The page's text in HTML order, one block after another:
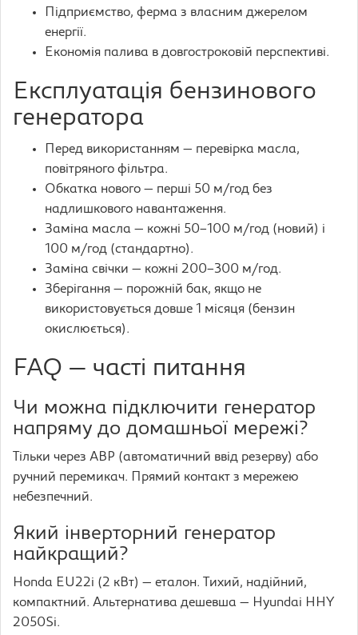
Підприємство, ферма з власним джерелом
енергії.
Економія палива в довгостроковій перспективі.
Експлуатація бензинового
генератора
Перед використанням — перевірка масла,
повітряного фільтра.
Обкатка нового — перші 50 м/год без
надлишкового навантаження.
Заміна масла — кожні 50–100 м/год (новий) і
100 м/год (стандартно).
Заміна свічки — кожні 200–300 м/год.
Зберігання — порожній бак, якщо не
використовується довше 1 місяця (бензин
окислюється).
FAQ — часті питання
Чи можна підключити генератор
напряму до домашньої мережі?
Тільки через АВР (автоматичний ввід резерву) або
ручний перемикач. Прямий контакт з мережею
небезпечний.
Який інверторний генератор
найкращий?
Honda EU22i (2 кВт) — еталон. Тихий, надійний,
компактний. Альтернатива дешевша — Hyundai HHY
2050Si.